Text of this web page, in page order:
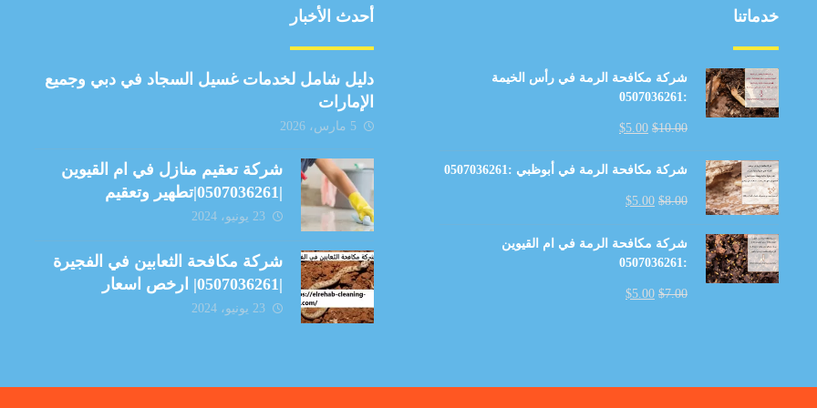
خدماتنا
شركة مكافحة الرمة في رأس الخيمة
:0507036261
$10.00
$5.00
شركة مكافحة الرمة في أبوظبي :0507036261
$8.00
$5.00
شركة مكافحة الرمة في ام القيوين
:0507036261
$7.00
$5.00
أحدث الأخبار
دليل شامل لخدمات غسيل السجاد في دبي وجميع
الإمارات
5 مارس، 2026
شركة تعقيم منازل في ام القيوين
|0507036261|تطهير وتعقيم
23 يونيو، 2024
شركة مكافحة الثعابين في الفجيرة
|0507036261| ارخص اسعار
23 يونيو، 2024